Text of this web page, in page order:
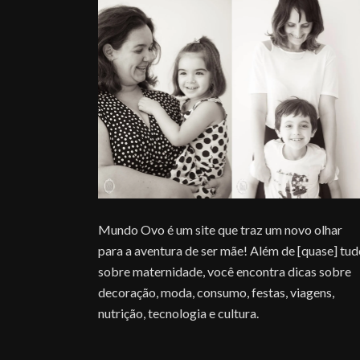
Mundo Ovo é um site que traz um novo olhar
para a aventura de ser mãe! Além de [quase]
sobre maternidade, você encontra dicas sobre
decoração, moda, consumo, festas, viagens,
nutrição, tecnologia e cultura.